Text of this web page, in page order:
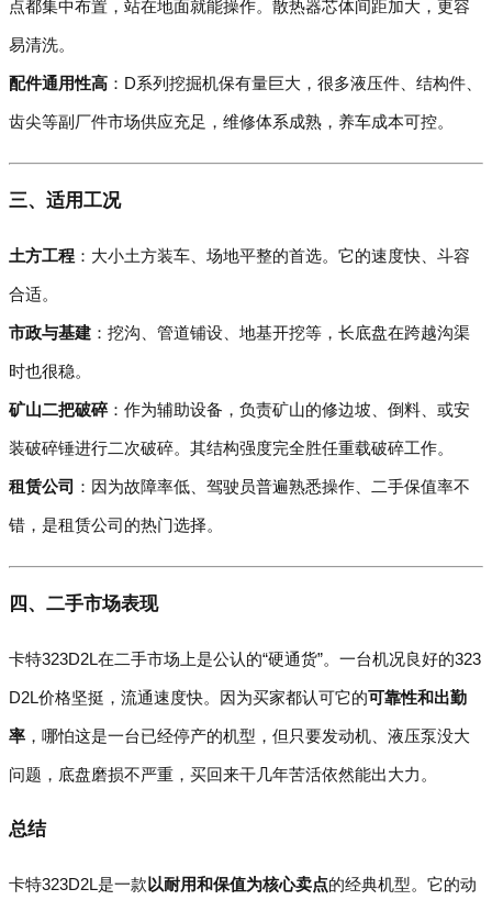
点都集中布置，站在地面就能操作。散热器芯体间距加大，更容
易清洗。
配件通用性高 ：D系列挖掘机保有量巨大，很多液压件、结构件、
齿尖等副厂件市场供应充足，维修体系成熟，养车成本可控。
三、适用工况
土方工程 ：大小土方装车、场地平整的首选。它的速度快、斗容
合适。
市政与基建 ：挖沟、管道铺设、地基开挖等，长底盘在跨越沟渠
时也很稳。
矿山二把破碎：作为辅助设备，负责矿山的修边坡、倒料、或安
装破碎锤进行二次破碎。其结构强度完全胜任重载破碎工作。
租赁公司 ：因为故障率低、驾驶员普遍熟悉操作、二手保值率不
错，是租赁公司的热门选择。
四、二手市场表现
卡特323D2L在二手市场上是公认的“硬通货”。一台机况良好的323
D2L价格坚挺，流通速度快。因为买家都认可它的可靠性和出勤
率 ，哪怕这是一台已经停产的机型，但只要发动机、液压泵没大
问题，底盘磨损不严重，买回来干几年苦活依然能出大力。
总结
卡特323D2L是一款 以耐用和保值为核心卖点的经典机型。它的动